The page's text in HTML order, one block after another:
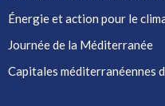
Énergie et action pour le
Journée de la Méditerranée
Capitales méditerranéennes